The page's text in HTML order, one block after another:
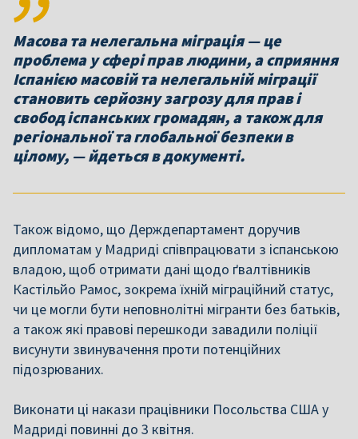
Масова та нелегальна міграція — це
проблема у сфері прав людини, а сприяння
Іспанією масовій та нелегальній міграції
становить серйозну загрозу для прав і
свобод іспанських громадян, а також для
регіональної та глобальної безпеки в
цілому, — йдеться в документі.
Також відомо, що Держдепартамент доручив
дипломатам у Мадриді співпрацювати з іспанською
владою, щоб отримати дані щодо ґвалтівників
Кастільйо Рамос, зокрема їхній міграційний статус,
чи це могли бути неповнолітні мігранти без батьків,
а також які правові перешкоди завадили поліції
висунути звинувачення проти потенційних
підозрюваних.
Виконати ці накази працівники Посольства США у
Мадриді повинні до 3 квітня.